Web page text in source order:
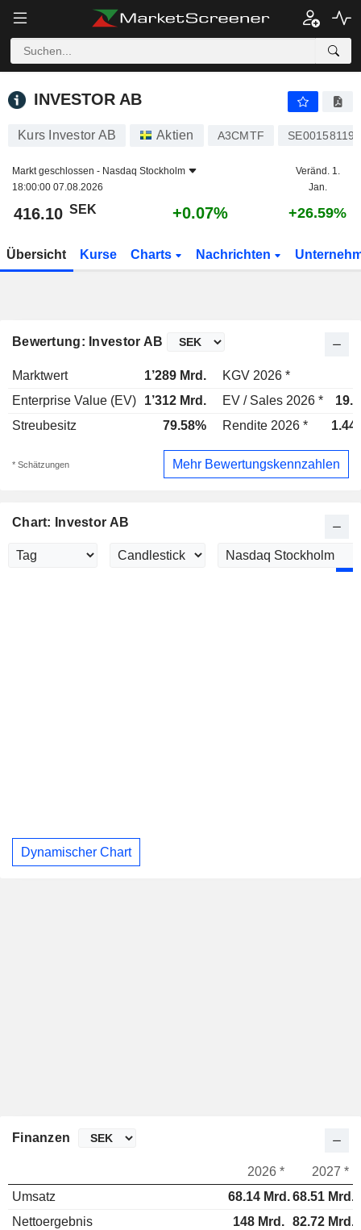
INVESTOR AB
INVESTOR AB
Kurs Investor AB Aktien A3CMTF
Markt geschlossen - Nasdaq Stockholm
18:00:00 07.08.2026
Veränd. 1.
Jan.
416.10 SEK +0.07% +26.59%
Übersicht Kurse Charts Nachrichten
Bewertung: Investor AB
Marktwert 1’289 Mrd.
KGV 2026 *
Enterprise Value (EV)
1’312 Mrd. EV / Sales 2026 *
Streubesitz
79.58% Rendite 2026 *
* Schätzungen Mehr Bewertungskennzahlen
Chart: Investor AB
Dynamischer Chart
Finanzen
2026 *
2027 *
Umsatz
68.14 Mrd.68.51 Mrd.
Nettoergebnis
148 Mrd. 82.72 Mrd.